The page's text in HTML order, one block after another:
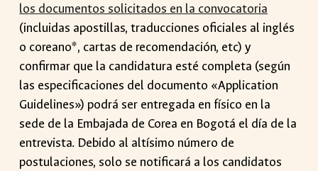
los documentos solicitados en la convocatoria
(incluidas apostillas, traducciones oficiales al inglés
o coreano*, cartas de recomendación, etc) y
confirmar que la candidatura esté completa (según
las especificaciones del documento «Application
Guidelines») podrá ser entregada en físico en la
sede de la Embajada de Corea en Bogotá el día de la
entrevista. Debido al altísimo número de
postulaciones, solo se notificará a los candidatos